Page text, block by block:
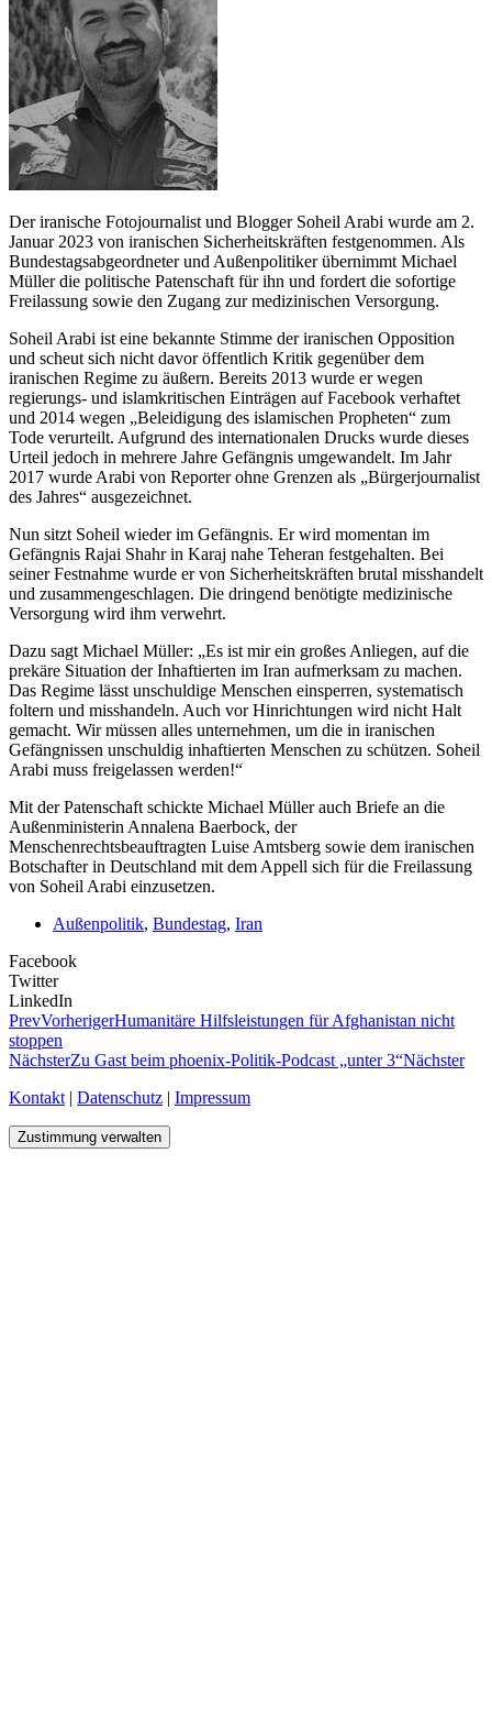
Der iranische Fotojournalist und Blogger Soheil Arabi wurde am 2.
Januar 2023 von iranischen Sicherheitskräften festgenommen. Als
Bundestagsabgeordneter und Außenpolitiker übernimmt Michael
Müller die politische Patenschaft für ihn und fordert die sofortige
Freilassung sowie den Zugang zur medizinischen Versorgung.
Soheil Arabi ist eine bekannte Stimme der iranischen Opposition
und scheut sich nicht davor öffentlich Kritik gegenüber dem
iranischen Regime zu äußern. Bereits 2013 wurde er wegen
regierungs- und islamkritischen Einträgen auf Facebook verhaftet
und 2014 wegen „Beleidigung des islamischen Propheten“ zum
Tode verurteilt. Aufgrund des internationalen Drucks wurde dieses
Urteil jedoch in mehrere Jahre Gefängnis umgewandelt. Im Jahr
2017 wurde Arabi von Reporter ohne Grenzen als „Bürgerjournalist
des Jahres“ ausgezeichnet.
Nun sitzt Soheil wieder im Gefängnis. Er wird momentan im
Gefängnis Rajai Shahr in Karaj nahe Teheran festgehalten. Bei
seiner Festnahme wurde er von Sicherheitskräften brutal misshandelt
und zusammengeschlagen. Die dringend benötigte medizinische
Versorgung wird ihm verwehrt.
Dazu sagt Michael Müller: „Es ist mir ein großes Anliegen, auf die
prekäre Situation der Inhaftierten im Iran aufmerksam zu machen.
Das Regime lässt unschuldige Menschen einsperren, systematisch
foltern und misshandeln. Auch vor Hinrichtungen wird nicht Halt
gemacht. Wir müssen alles unternehmen, um die in iranischen
Gefängnissen unschuldig inhaftierten Menschen zu schützen. Soheil
Arabi muss freigelassen werden!“
Mit der Patenschaft schickte Michael Müller auch Briefe an die
Außenministerin Annalena Baerbock, der
Menschenrechtsbeauftragten Luise Amtsberg sowie dem iranischen
Botschafter in Deutschland mit dem Appell sich für die Freilassung
von Soheil Arabi einzusetzen.
Außenpolitik, Bundestag, Iran
Facebook
Twitter
LinkedIn
PrevVorherigerHumanitäre Hilfsleistungen für Afghanistan nicht
stoppen
NächsterZu Gast beim phoenix-Politik-Podcast „unter 3“Nächster
Kontakt | Datenschutz | Impressum
Zustimmung verwalten